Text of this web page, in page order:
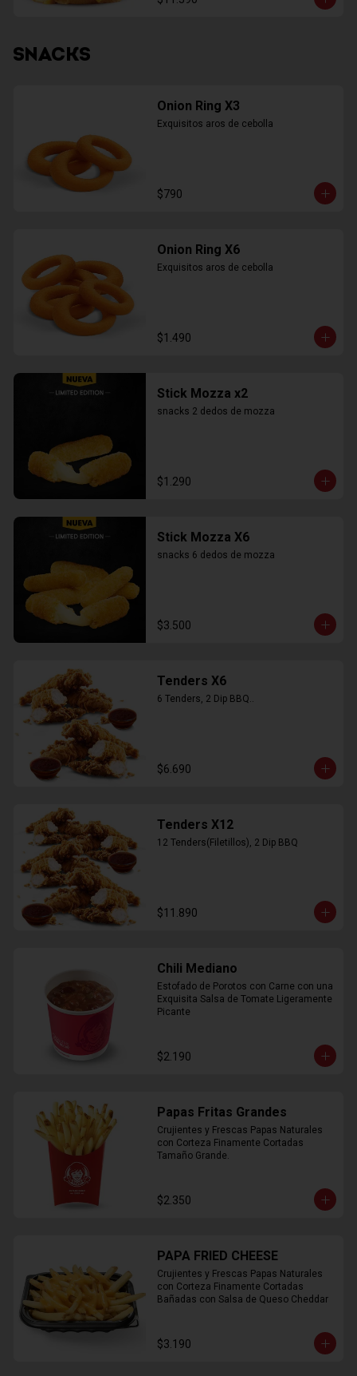
SNACKS
Onion Ring X3
Exquisitos aros de cebolla
$790
Onion Ring X6
Exquisitos aros de cebolla
$1.490
Stick Mozza x2
snacks 2 dedos de mozza
$1.290
Stick Mozza X6
snacks 6 dedos de mozza
$3.500
Tenders X6
6 Tenders, 2 Dip BBQ..
$6.690
Tenders X12
12 Tenders(Filetillos), 2 Dip BBQ
$11.890
Chili Mediano
Estofado de Porotos con Carne con una
Exquisita Salsa de Tomate Ligeramente
Picante
$2.190
Papas Fritas Grandes
Crujientes y Frescas Papas Naturales
con Corteza Finamente Cortadas
Tamaño Grande.
$2.350
PAPA FRIED CHEESE
Crujientes y Frescas Papas Naturales
con Corteza Finamente Cortadas
Bañadas con Salsa de Queso Cheddar
$3.190